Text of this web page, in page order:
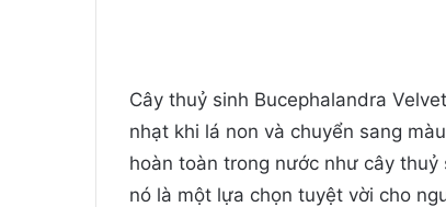
Cây thuỷ sinh Bucephalandra
nhạt khi lá non và chuyển sang
hoàn toàn trong nước như cây
nó là một lựa chọn tuyệt vời cho